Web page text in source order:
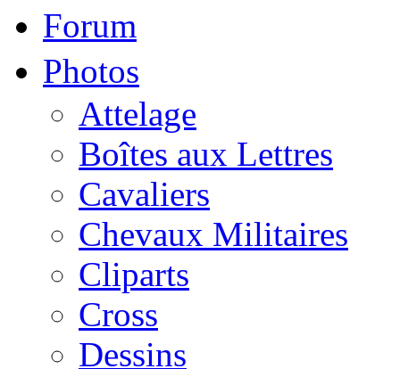
Forum
Photos
Attelage
Boîtes aux Lettres
Cavaliers
Chevaux Militaires
Cliparts
Cross
Dessins